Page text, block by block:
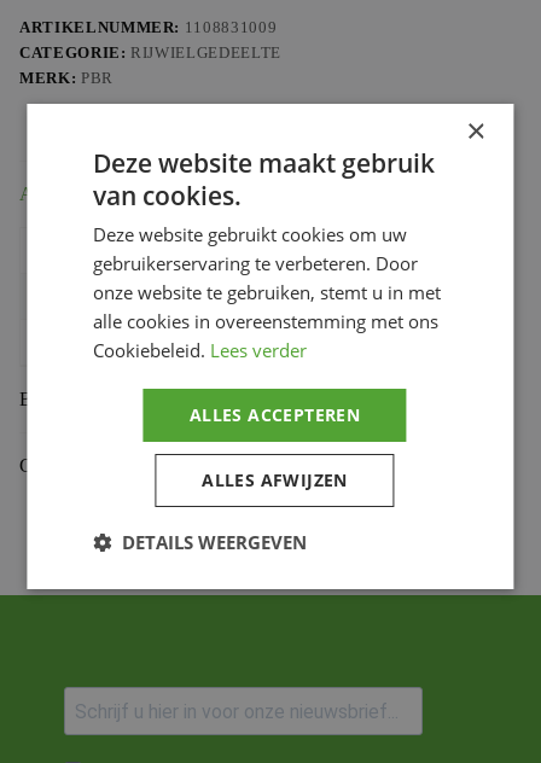
ARTIKELNUMMER: 1108831009
CATEGORIE: RIJWIELGEDEELTE
MERK: PBR
Aanvullende informatie
Bihr productcode 1108831009,832.44.F
Productmerk
Beoordelingen (0)
Gekoppelde Motoren
×
Deze website maakt gebruik
van cookies.
Deze website gebruikt cookies om uw
gebruikerservaring te verbeteren. Door
onze website te gebruiken, stemt u in met
alle cookies in overeenstemming met ons
Cookiebeleid. Lees verder
ALLES ACCEPTEREN
ALLES AFWIJZEN
DETAILS WEERGEVEN